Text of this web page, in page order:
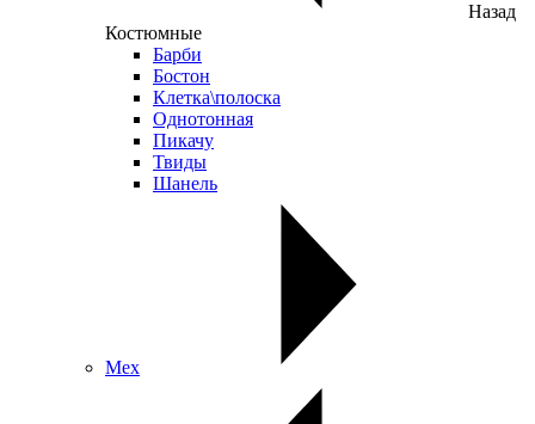
Назад
Костюмные
Барби
Бостон
Клетка\полоска
Однотонная
Пикачу
Твиды
Шанель
Мех